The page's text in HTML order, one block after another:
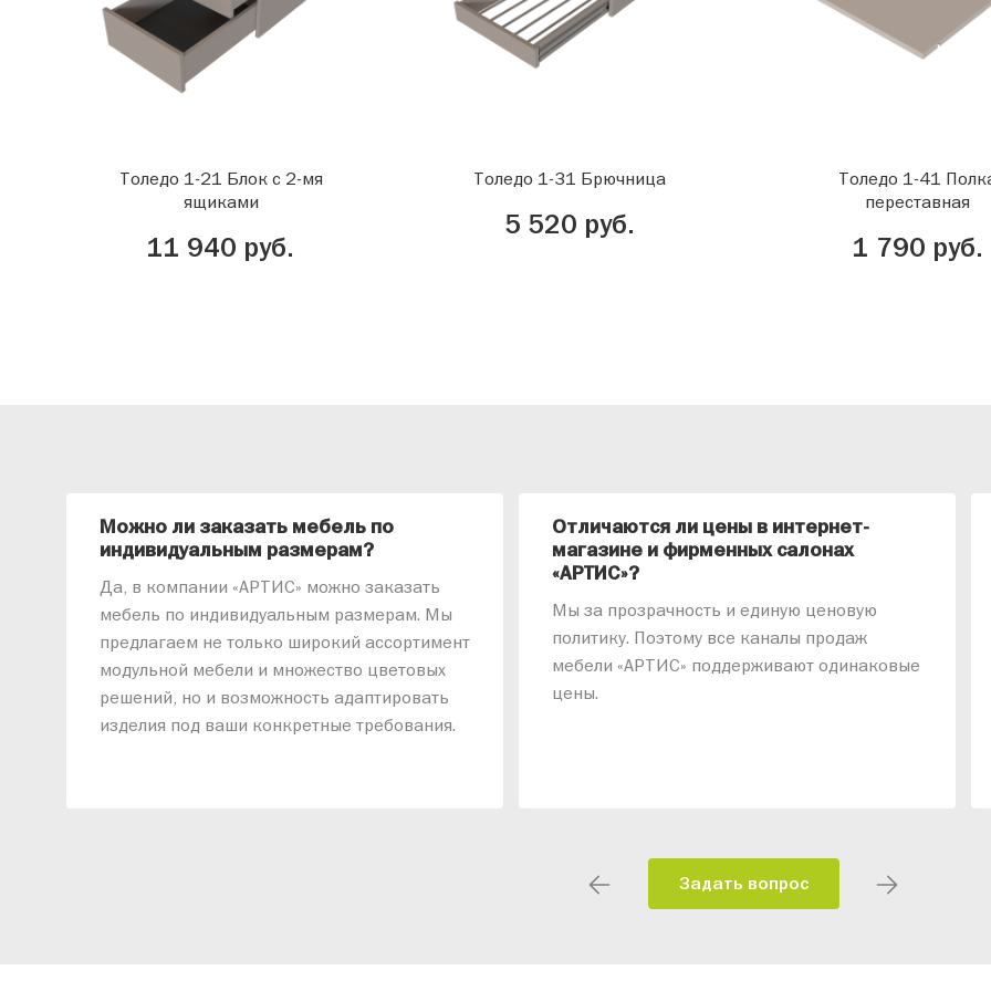
Толедо 1-21 Блок с 2-мя
ящиками
11 940 руб.
Толедо 1-31 Брючница
5 520 руб.
Толедо 1-41
переставная
1 790 руб.
Можно ли заказать мебель по
индивидуальным размерам?
Да, в компании «АРТИС» можно заказать
мебель по индивидуальным размерам. Мы
предлагаем не только широкий ассортимент
модульной мебели и множество цветовых
решений, но и возможность адаптировать
изделия под ваши конкретные требования.
Отличаются ли цены в интернет-
магазине и фирменных салонах
«АРТИС»?
Мы за прозрачность и единую ценовую
политику. Поэтому все каналы продаж
мебели «АРТИС» поддерживают одинаковые
цены.
Задать вопрос